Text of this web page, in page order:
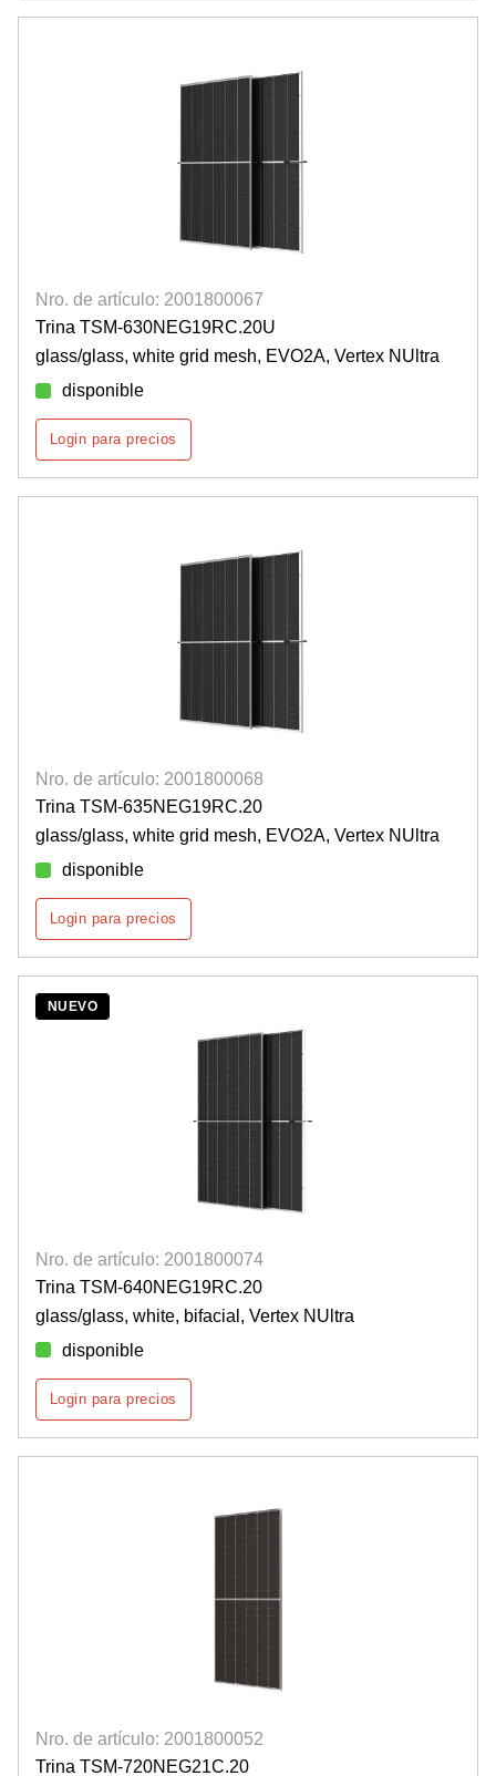
Nro. de artículo: 2001800067
Trina TSM-630NEG19RC.20U
glass/glass, white grid mesh, EVO2A, Vertex NUltra
disponible
Login para precios
Nro. de artículo: 2001800068
Trina TSM-635NEG19RC.20
glass/glass, white grid mesh, EVO2A, Vertex NUltra
disponible
Login para precios
NUEVO
Nro. de artículo: 2001800074
Trina TSM-640NEG19RC.20
glass/glass, white, bifacial, Vertex NUltra
disponible
Login para precios
Nro. de artículo: 2001800052
Trina TSM-720NEG21C.20